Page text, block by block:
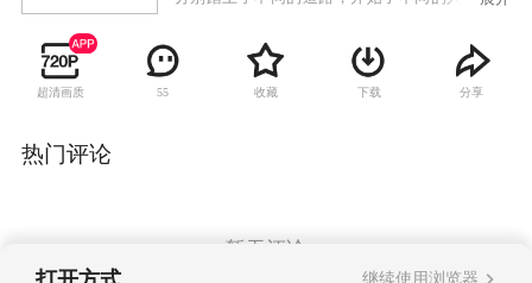
合，体验了人生百态，她们坐在一起，开始讲述
各自的故事。
超清画质 55 收藏 下载 分享
热门评论
暂无评论
继续使用浏览器